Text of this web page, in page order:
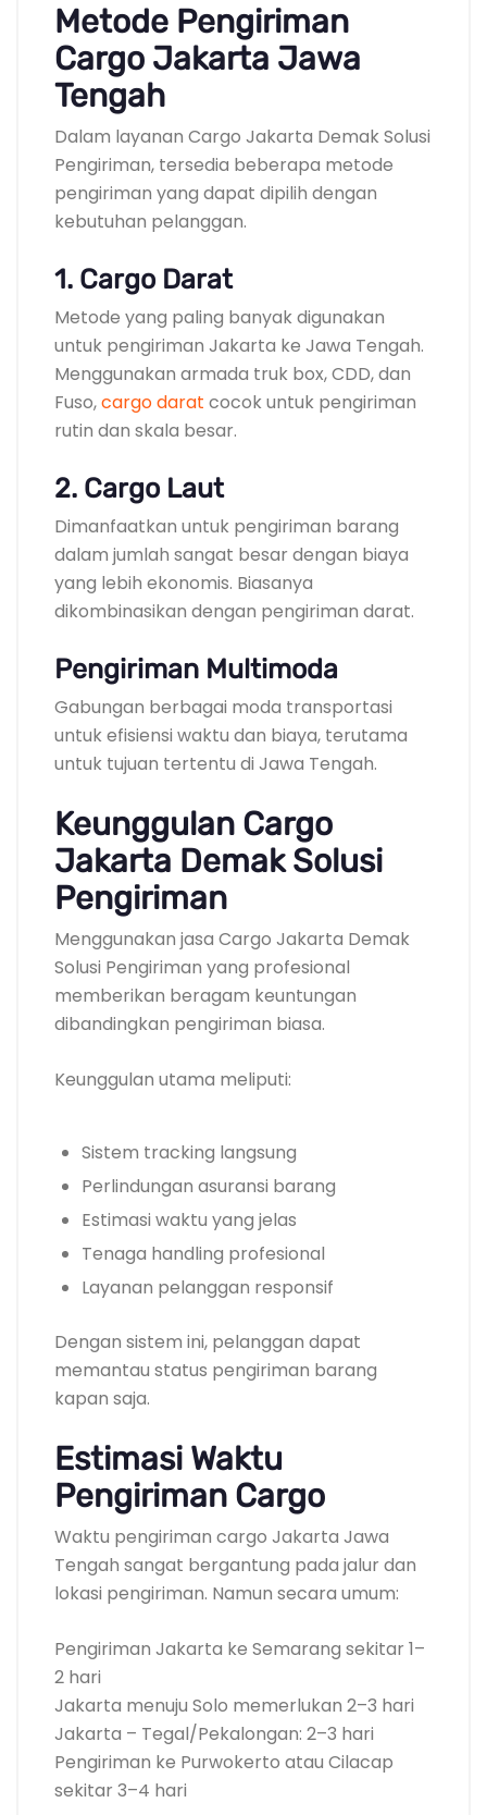
Metode Pengiriman
Cargo Jakarta Jawa
Tengah
Dalam layanan Cargo Jakarta Demak Solusi
Pengiriman, tersedia beberapa metode
pengiriman yang dapat dipilih dengan
kebutuhan pelanggan.
1. Cargo Darat
Metode yang paling banyak digunakan
untuk pengiriman Jakarta ke Jawa Tengah.
Menggunakan armada truk box, CDD, dan
Fuso,cargo darat cocok untuk pengiriman
rutin dan skala besar.
2. Cargo Laut
Dimanfaatkan untuk pengiriman barang
dalam jumlah sangat besar dengan biaya
yang lebih ekonomis. Biasanya
dikombinasikan dengan pengiriman darat.
Pengiriman Multimoda
Gabungan berbagai moda transportasi
untuk efisiensi waktu dan biaya, terutama
untuk tujuan tertentu di Jawa Tengah.
Keunggulan Cargo
Jakarta Demak Solusi
Pengiriman
Menggunakan jasa Cargo Jakarta Demak
Solusi Pengiriman yang profesional
memberikan beragam keuntungan
dibandingkan pengiriman biasa.
Keunggulan utama meliputi:
Sistem tracking langsung
Perlindungan asuransi barang
Estimasi waktu yang jelas
Tenaga handling profesional
Layanan pelanggan responsif
Dengan sistem ini, pelanggan dapat
memantau status pengiriman barang
kapan saja.
Estimasi Waktu
Pengiriman Cargo
Waktu pengiriman cargo Jakarta Jawa
Tengah sangat bergantung pada jalur dan
lokasi pengiriman. Namun secara umum:
Pengiriman Jakarta ke Semarang sekitar 1–
2 hari
Jakarta menuju Solo memerlukan 2–3 hari
Jakarta – Tegal/Pekalongan: 2–3 hari
Pengiriman ke Purwokerto atau Cilacap
sekitar 3–4 hari